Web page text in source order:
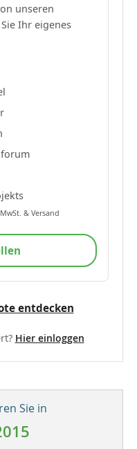
unseren
Ihr eigenes
& Versand
entdecken
Hier einloggen
Sie in